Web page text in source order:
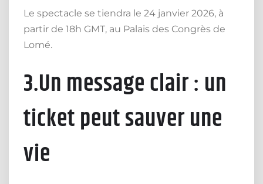
Le spectacle se tiendra le 24 janvier 2026, à
partir de 18h GMT, au Palais des Congrès de
Lomé.
3.Un message clair : un
ticket peut sauver une
vie